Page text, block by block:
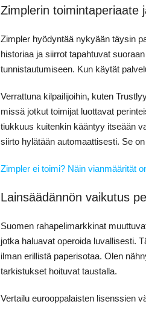
Zimplerin toimintaperiaate
Zimpler hyödyntää nykyään täysin
historiaa ja siirrot tapahtuvat
tunnistautumiseen. Kun käytät
Verrattuna kilpailijoihin, kuten
missä jotkut toimijat luottavat
tiukkuus kuitenkin kääntyy itseään
siirto hylätään automaattisesti. Se
Zimpler ei toimi? Näin vianmäärität
Lainsäädännön vaikutus
Suomen rahapelimarkkinat
jotka haluavat operoida luvallisesti.
ilman erillistä paperisotaa. Olen
tarkistukset hoituvat taustalla.
Vertailu eurooppalaisten lisenssien